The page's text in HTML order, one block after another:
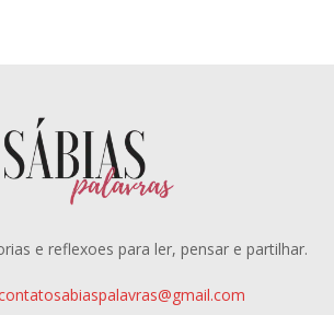
e reflexoes para ler, pensar e partilhar.